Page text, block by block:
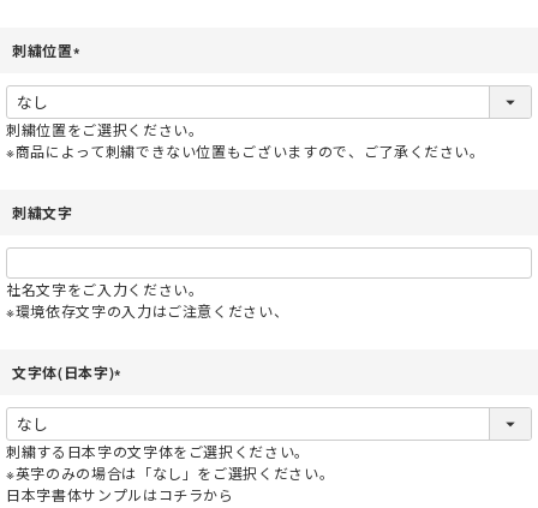
刺繍位置
須
)
刺繍位置をご選択ください。
※商品によって刺繍できない位置もございますので、ご了承ください。
刺繍文字
社名文字をご入力ください。
※環境依存文字の入力はご注意ください、
文字体(日本字)
須
)
刺繍する日本字の文字体をご選択ください。
※英字のみの場合は「なし」をご選択ください。
日本字書体サンプルはコチラから